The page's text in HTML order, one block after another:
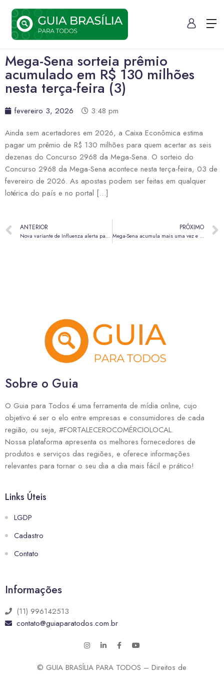
Mega-Sena sorteia prêmio
acumulado em R$ 130 milhões
nesta terça-feira (3)
fevereiro 3, 2026
3:48 pm
Ainda sem acertadores em 2026, a Caixa Econômica estima
pagar um prêmio de R$ 130 milhões para quem acertar as seis
dezenas do Concurso 2968 da Mega-Sena. O sorteio do
Concurso 2968 da Mega-Sena acontece nesta terça-feira, 03 de
fevereiro de 2026. As apostas podem ser feitas em qualquer
lotérica do país e no portal […]
ANTERIOR
Nova variante de Influenza alerta para a temporada de gripe no Brasil em 2026
PRÓXIMO
Mega-Sena acumula mais uma vez e pode pagar prêmio estimado em R$ 144 milhões
Sobre o Guia
O Guia para Todos é uma ferramenta de mídia online, cujo
objetivo é ser o elo entre empresas e consumidores de cada
região, ou seja, #FORTALECEROCOMÉRCIOLOCAL.
Nossa plataforma apresenta os melhores fornecedores de
produtos e serviços das regiões, e oferece informações
relevantes para tornar o seu dia a dia mais fácil e prático!
Links Úteis
LGDP
Cadastro
Contato
Informações
(11) 996142513
contato@guiaparatodos.com.br
© GUIA BRASÍLIA PARA TODOS – Direitos de